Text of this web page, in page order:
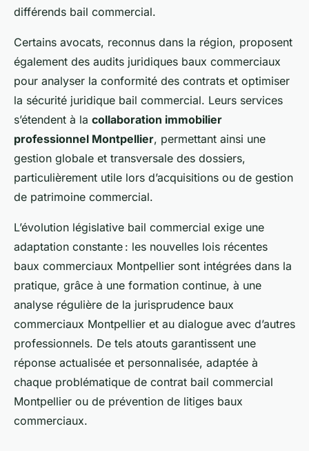
différends bail commercial.
Certains avocats, reconnus dans la région, proposent
également des audits juridiques baux commerciaux
pour analyser la conformité des contrats et optimiser
la sécurité juridique bail commercial. Leurs services
s’étendent à la collaboration immobilier
professionnel Montpellier, permettant ainsi une
gestion globale et transversale des dossiers,
particulièrement utile lors d’acquisitions ou de gestion
de patrimoine commercial.
L’évolution législative bail commercial exige une
adaptation constante : les nouvelles lois récentes
baux commerciaux Montpellier sont intégrées dans la
pratique, grâce à une formation continue, à une
analyse régulière de la jurisprudence baux
commerciaux Montpellier et au dialogue avec d’autres
professionnels. De tels atouts garantissent une
réponse actualisée et personnalisée, adaptée à
chaque problématique de contrat bail commercial
Montpellier ou de prévention de litiges baux
commerciaux.